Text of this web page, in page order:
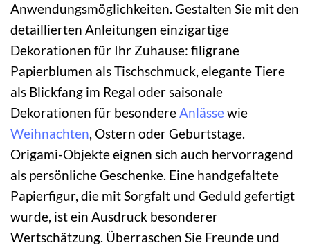
Anwendungsmöglichkeiten. Gestalten Sie mit den
detaillierten Anleitungen einzigartige
Dekorationen für Ihr Zuhause: filigrane
Papierblumen als Tischschmuck, elegante Tiere
als Blickfang im Regal oder saisonale
Dekorationen für besondereAnlässewie
Weihnachten, Ostern oder Geburtstage.
Origami-Objekte eignen sich auch hervorragend
als persönliche Geschenke. Eine handgefaltete
Papierfigur, die mit Sorgfalt und Geduld gefertigt
wurde, ist ein Ausdruck besonderer
Wertschätzung. Überraschen Sie Freunde und